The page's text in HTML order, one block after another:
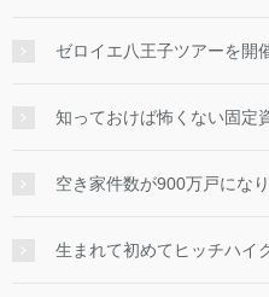
ゼロイエ八王子ツアーを開
知っておけば怖くない固定
空き家件数が900万戸にな
生まれて初めてヒッチハイ